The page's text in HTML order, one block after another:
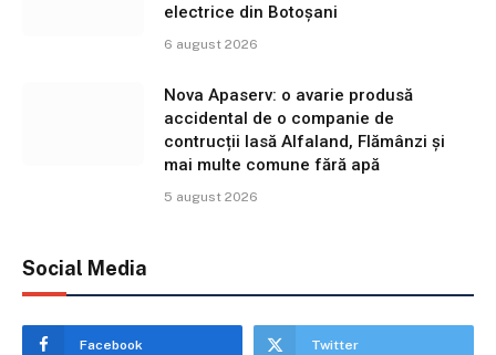
electrice din Botoșani
6 august 2026
Nova Apaserv: o avarie produsă
accidental de o companie de
contrucții lasă Alfaland, Flămânzi și
mai multe comune fără apă
5 august 2026
Social Media
Facebook Twitter